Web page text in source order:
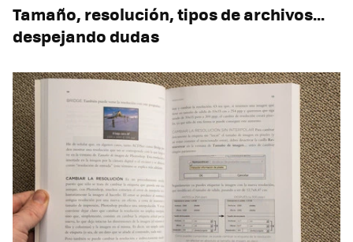
Tamaño, resolución, tipos de archivos…
despejando dudas